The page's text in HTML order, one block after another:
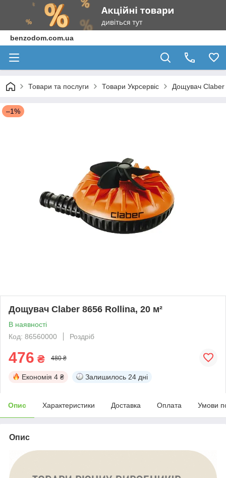
benzodom.com.ua
Товари та послуги Товари Укрсервіс Дощувач
–1%
Дощувач Claber 8656 Rollina, 20 м²
В наявності
Код: 86560000
Роздріб
476 ₴ 480 ₴
Економія 4 ₴ Залишилось 24 дні
Опис Характеристики Доставка Оплата Умови
Опис